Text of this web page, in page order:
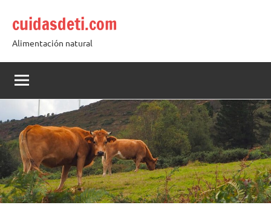
contenido
cuidasdeti.com
Alimentación natural